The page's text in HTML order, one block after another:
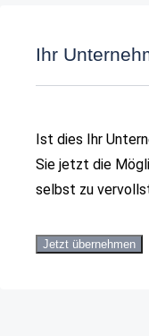
Ihr
Ist dies Ihr
Sie jetzt die
selbst zu
Jetzt übernehmen